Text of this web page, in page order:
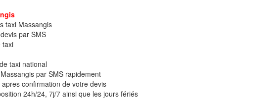
taxi Massangis
par SMS
taxi
taxi national
par SMS rapidement
confirmation de votre devis
24h/24, 7j/7 ainsi que les jours fériés